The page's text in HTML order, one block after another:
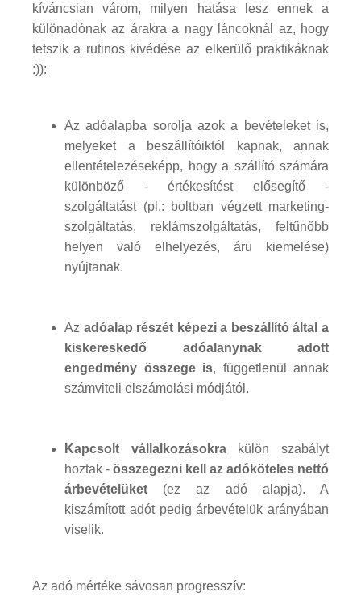
kíváncsian várom, milyen hatása lesz ennek a
különadónak az árakra a nagy láncoknál az, hogy
tetszik a rutinos kivédése az elkerülő praktikáknak
:)):
Az adóalapba sorolja azok a bevételeket is,
melyeket a beszállítóiktól kapnak, annak
ellentételezéseképp, hogy a szállító számára
különböző - értékesítést elősegítő -
szolgáltatást (pl.: boltban végzett marketing-
szolgáltatás, reklámszolgáltatás, feltűnőbb
helyen való elhelyezés, áru kiemelése)
nyújtanak.
Az adóalap részét képezi a beszállító által a
kiskereskedő adóalanynak adott
engedmény összege is, függetlenül annak
számviteli elszámolási módjától.
Kapcsolt vállalkozásokrakülön szabályt
hoztak - összegezni kell az adóköteles nettó
árbevételüket (ez az adó alapja). A
kiszámított adót pedig árbevételük arányában
viselik.
Az adó mértéke sávosan progresszív: